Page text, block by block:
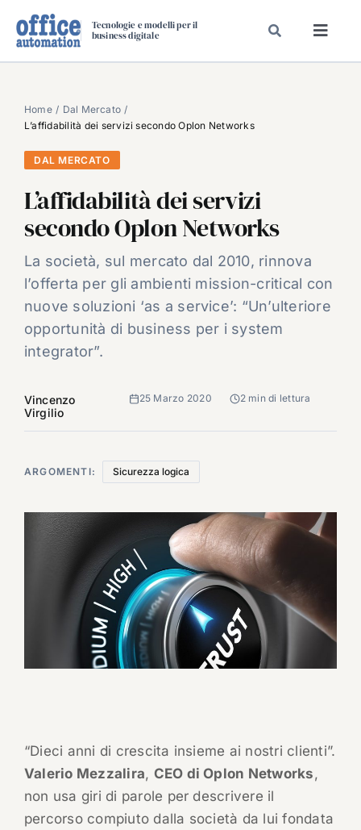
Tecnologie e modelli per il
business digitale
SPECIAL PAPER
TAVOLE ROTONDE DI REDAZIONE
DAL MERCATO
CARRIERE
VIDEO
EVENTI
CHI SIAMO
Home
Dal Mercato
L’affidabilità dei servizi secondo Oplon Networks
DAL MERCATO
L’affidabilità dei servizi
secondo Oplon Networks
La società, sul mercato dal 2010, rinnova
l’offerta per gli ambienti mission-critical con
nuove soluzioni ‘as a service’: “Un’ulteriore
opportunità di business per i system
integrator”.
Vincenzo
Virgilio
25 Marzo 2020 2 min di lettura
ARGOMENTI: Sicurezza logica
“Dieci anni di crescita insieme ai nostri clienti”.
Valerio Mezzalira, CEO di Oplon Networks,
non usa giri di parole per descrivere il
percorso compiuto dalla società da lui fondata